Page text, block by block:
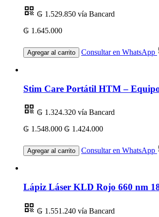
₲ 1.529.850 vía Bancard
₲ 1.645.000
Agregar al carrito Consultar en WhatsApp
Stim Care Portátil HTM –
₲ 1.324.320 vía Bancard
₲ 1.548.000 ₲ 1.424.000
Agregar al carrito Consultar en WhatsApp
Lápiz Láser KLD Rojo 660 nm
₲ 1.551.240 vía Bancard